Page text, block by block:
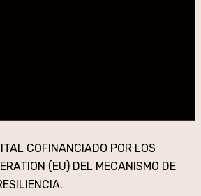
COFINANCIADO POR LOS
(EU) DEL MECANISMO DE